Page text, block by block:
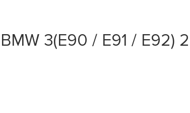
3(E90 / E91 / E92)